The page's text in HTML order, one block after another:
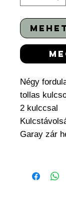
Négy
tollas
2 kulccsal
Garay zár